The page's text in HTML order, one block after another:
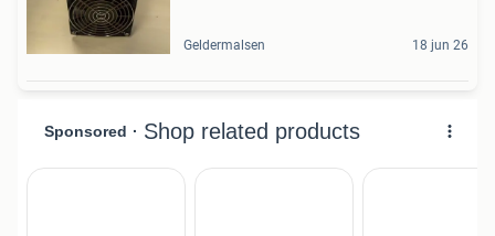
Geldermalsen 18 jun 26